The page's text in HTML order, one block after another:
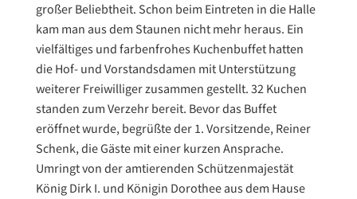
großer Beliebtheit. Schon beim Eintreten in die Halle
kam man aus dem Staunen nicht mehr heraus. Ein
vielfältiges und farbenfrohes Kuchenbuffet hatten
die Hof- und Vorstandsdamen mit Unterstützung
weiterer Freiwilliger zusammen gestellt. 32 Kuchen
standen zum Verzehr bereit. Bevor das Buffet
eröffnet wurde, begrüßte der 1. Vorsitzende, Reiner
Schenk, die Gäste mit einer kurzen Ansprache.
Umringt von der amtierenden Schützenmajestät
König Dirk I. und Königin Dorothee aus dem Hause